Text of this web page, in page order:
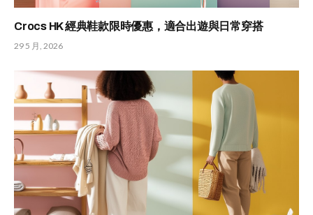
Crocs HK 經典鞋款限時優惠，適合出遊與日常穿搭
29 5 月, 2026